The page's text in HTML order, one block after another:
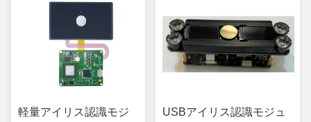
軽量アイリス認識モジ
USBアイリス認識モジュ